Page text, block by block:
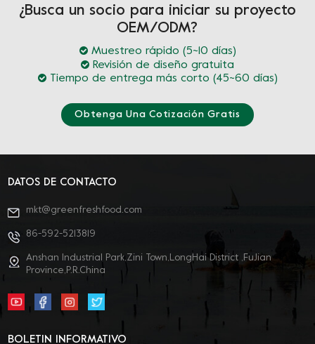
¿Busca un socio para iniciar su proyecto
OEM/ODM?
Muestreo rápido (5~10 días)
Revisión de diseño gratuita
Tiempo de entrega más corto (45~60 días)
Obtenga Una Cotización Gratis
DATOS DE CONTACTO
mkt@greenfreshfood.com
86-592-5213819
Anshan Industrial Park,Zini Town,LongHai District ,FuJian
Province,P.R.China
BOLETIN INFORMATIVO